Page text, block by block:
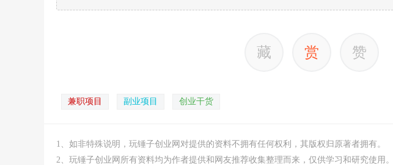
藏 赏 赞
兼职项目 副业项目 创业干货
1、如非特殊说明，玩锤子创业网对提供的资料不拥有任何权利，其版权归原著者拥有。
2、玩锤子创业网所有资料均为作者提供和网友推荐收集整理而来，仅供学习和研究使用。